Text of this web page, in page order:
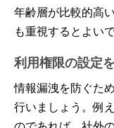
年齢層が比較的高
も重視するとよい
利用権限の設定
情報漏洩を防ぐた
行いましょう。例